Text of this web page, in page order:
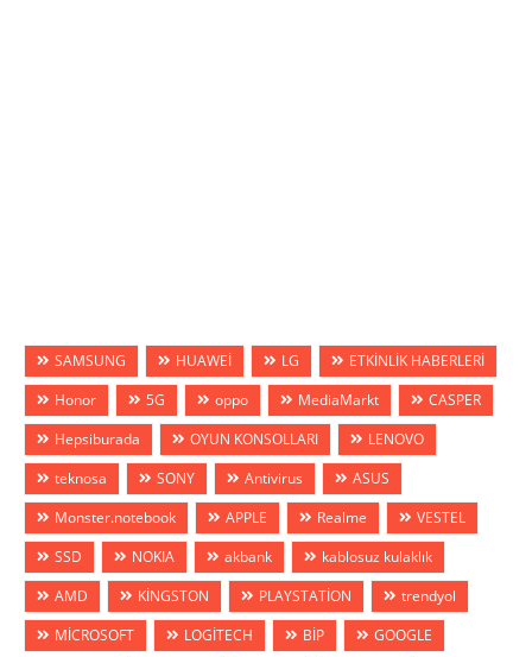
SAMSUNG HUAWEİ LG
ETKİNLİK HABERLERİ
Honor
5G oppo MediaMarkt
CASPER
Hepsiburada
OYUN KONSOLLARI
LENOVO
teknosa
SONY Antivirus
ASUS
Monster.notebook
APPLE Realme
VESTEL
SSD
NOKIA akbank
kablosuz kulaklık
AMD
KİNGSTON PLAYSTATİON
trendyol
MİCROSOFT
LOGİTECH BİP
GOOGLE